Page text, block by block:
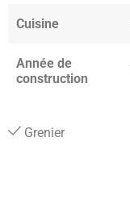
Cuisine
Année de
construction
Grenier